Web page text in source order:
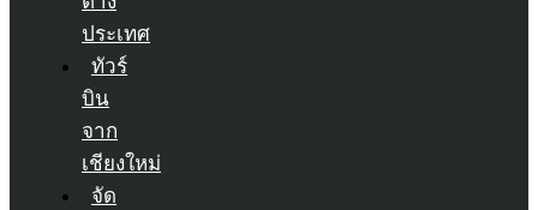
ประเทศ
ทัวร์
บิน
จาก
เชียงใหม่
จัด